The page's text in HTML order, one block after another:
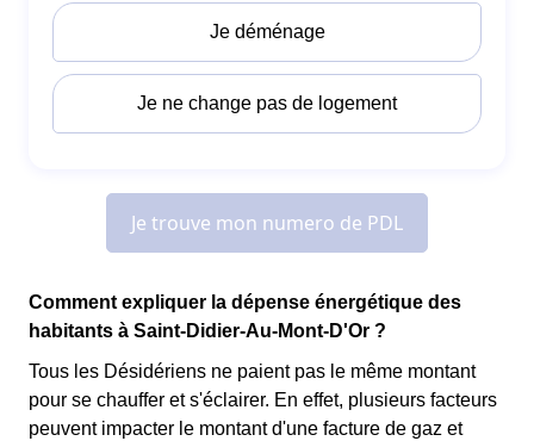
Comment expliquer la dépense énergétique des
habitants à Saint-Didier-Au-Mont-D'Or ?
Tous les Désidériens ne paient pas le même montant
pour se chauffer et s'éclairer. En effet, plusieurs facteurs
peuvent impacter le montant d'une facture de gaz et